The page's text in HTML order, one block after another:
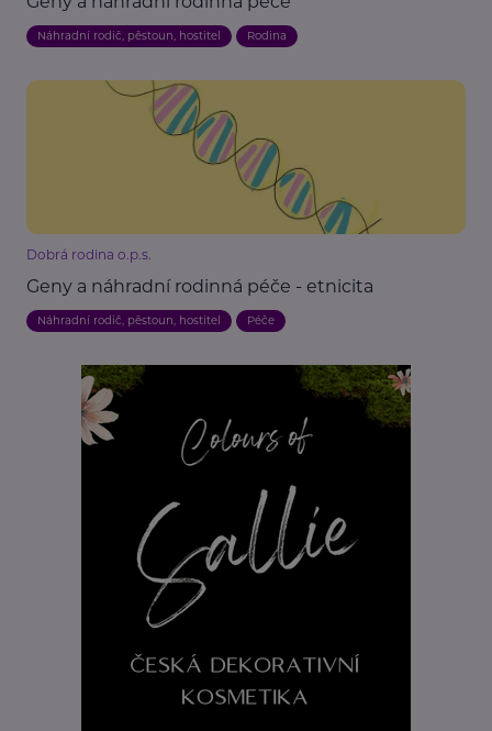
Náhradní rodič, pěstoun, hostitel Rodina
Dobrá rodina o.p.s.
Geny a náhradní rodinná péče - etnicita
Náhradní rodič, pěstoun, hostitel Péče